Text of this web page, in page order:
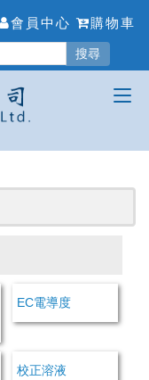
會員中心 購物車
搜尋
EC電導度
校正溶液